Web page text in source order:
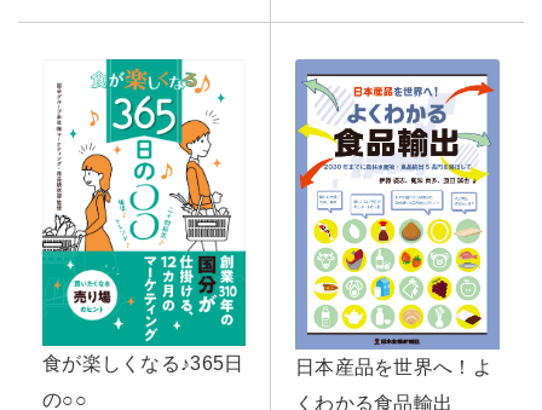
食が楽しくなる♪365日
の○○
日本産品を世界へ！よ
くわかる食品輸出